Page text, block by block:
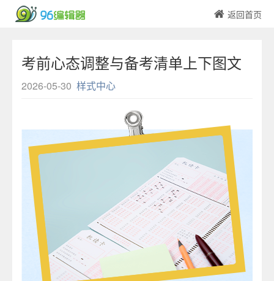
返回首页
考前心态调整与备考清单上下图文
2026-05-30 样式中心